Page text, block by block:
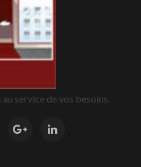
service de vos besoins.